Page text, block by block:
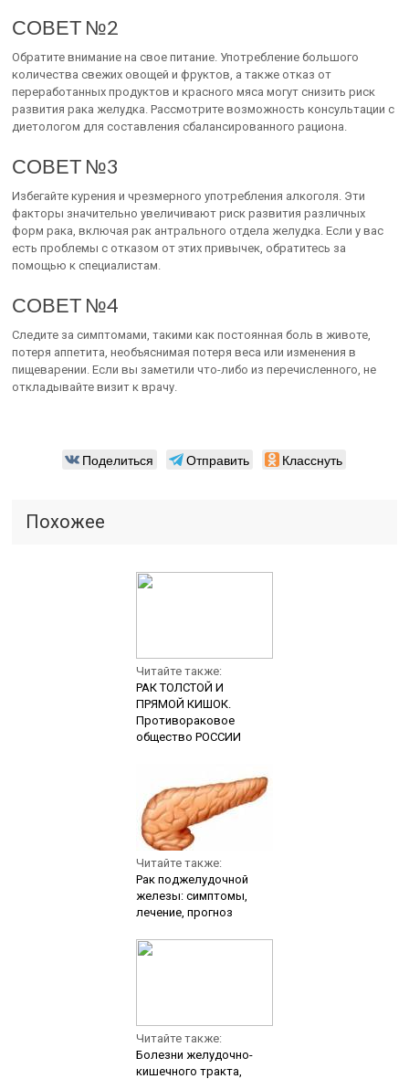
СОВЕТ №2
Обратите внимание на свое питание. Употребление большого
количества свежих овощей и фруктов, а также отказ от
переработанных продуктов и красного мяса могут снизить риск
развития рака желудка. Рассмотрите возможность консультации с
диетологом для составления сбалансированного рациона.
СОВЕТ №3
Избегайте курения и чрезмерного употребления алкоголя. Эти
факторы значительно увеличивают риск развития различных
форм рака, включая рак антрального отдела желудка. Если у вас
есть проблемы с отказом от этих привычек, обратитесь за
помощью к специалистам.
СОВЕТ №4
Следите за симптомами, такими как постоянная боль в животе,
потеря аппетита, необъяснимая потеря веса или изменения в
пищеварении. Если вы заметили что-либо из перечисленного, не
откладывайте визит к врачу.
Поделиться Отправить Класснуть
Похожее
Читайте также:
РАК ТОЛСТОЙ И
ПРЯМОЙ КИШОК.
Противораковое
общество РОССИИ
Читайте также:
Рак поджелудочной
железы: симптомы,
лечение, прогноз
Читайте также:
Болезни желудочно-
кишечного тракта,